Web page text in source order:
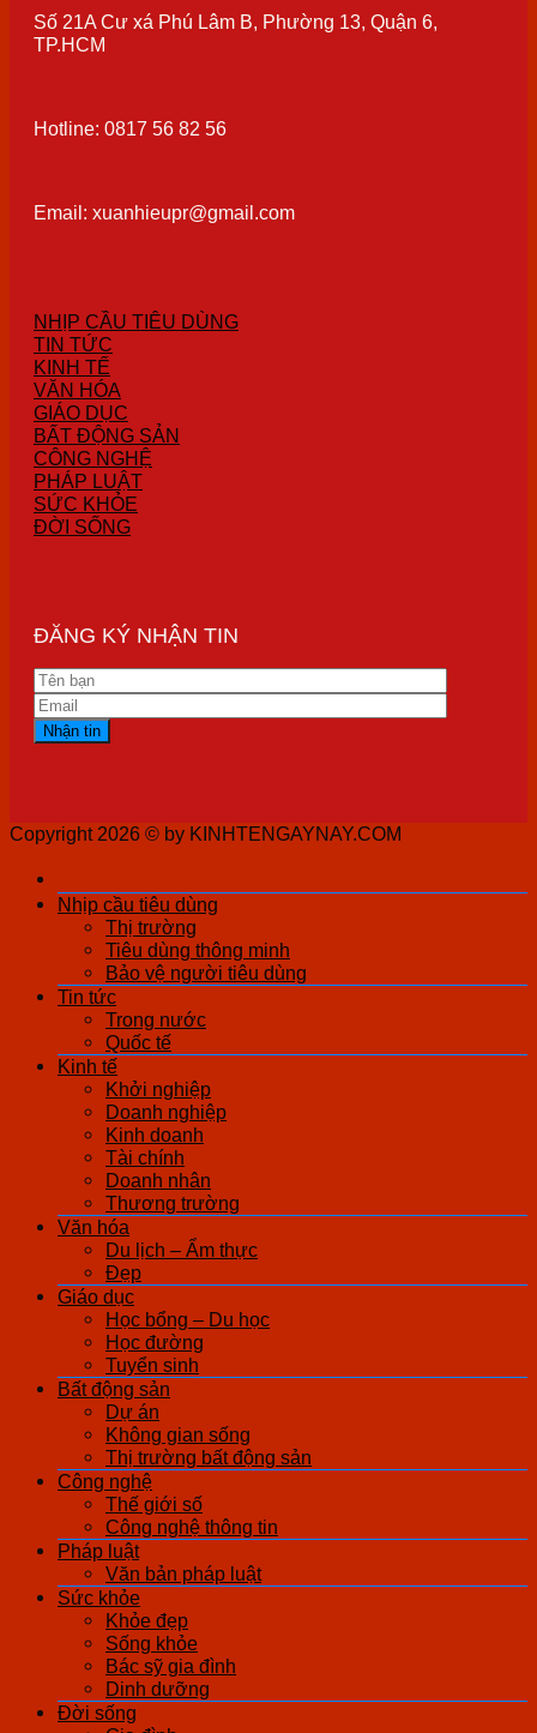
Số 21A Cư xá Phú Lâm B, Phường 13, Quận 6,
TP.HCM
Hotline: 0817 56 82 56
Email: xuanhieupr@gmail.com
NHỊP CẦU TIÊU DÙNG
TIN TỨC
KINH TẾ
VĂN HÓA
GIÁO DỤC
BẤT ĐỘNG SẢN
CÔNG NGHỆ
PHÁP LUẬT
SỨC KHỎE
ĐỜI SỐNG
ĐĂNG KÝ NHẬN TIN
Copyright 2026 © by KINHTENGAYNAY.COM
Nhịp cầu tiêu dùng
Thị trường
Tiêu dùng thông minh
Bảo vệ người tiêu dùng
Tin tức
Trong nước
Quốc tế
Kinh tế
Khởi nghiệp
Doanh nghiệp
Kinh doanh
Tài chính
Doanh nhân
Thương trường
Văn hóa
Du lịch – Ẩm thực
Đẹp
Giáo dục
Học bổng – Du học
Học đường
Tuyển sinh
Bất động sản
Dự án
Không gian sống
Thị trường bất động sản
Công nghệ
Thế giới số
Công nghệ thông tin
Pháp luật
Văn bản pháp luật
Sức khỏe
Khỏe đẹp
Sống khỏe
Bác sỹ gia đình
Dinh dưỡng
Đời sống